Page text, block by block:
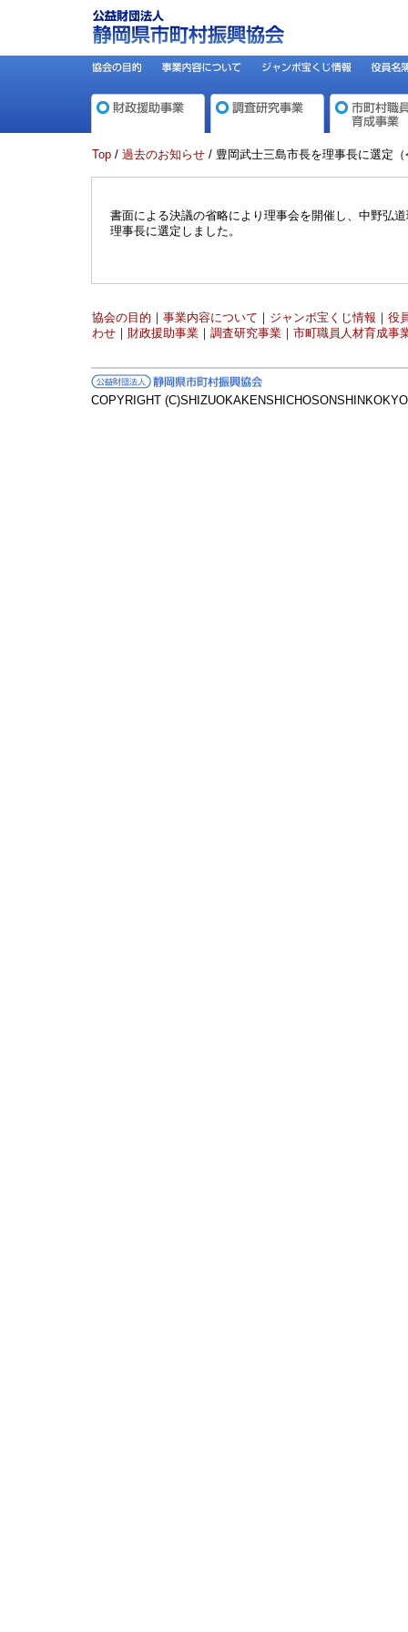
Top / 過去のお知らせ / 豊岡武士三島市長を理事長に選定
書面による決議の省略により理事会を開催し、中野弘
理事長に選定しました。
協会の目的 ｜ 事業内容について ｜ ジャンボ宝くじ情報 ｜ 役
わせ ｜ 財政援助事業 ｜ 調査研究事業 ｜ 市町職員人材育成事
COPYRIGHT